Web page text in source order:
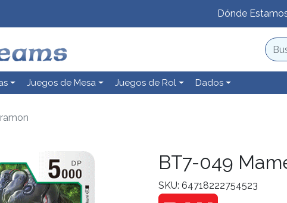
Dónde
Juegos de Mesa Juegos de Rol Dados
BT7-049
SKU: 64718222754523